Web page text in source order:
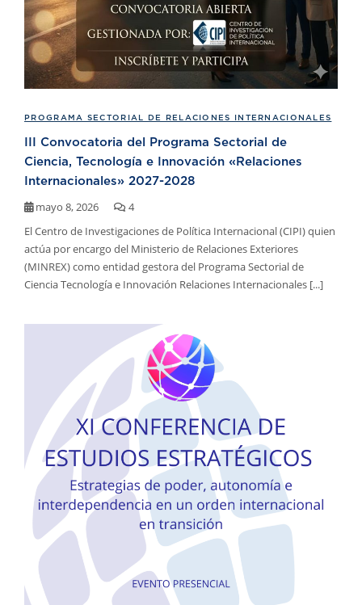
PROGRAMA SECTORIAL DE RELACIONES INTERNACIONALES
III Convocatoria del Programa Sectorial de
Ciencia, Tecnología e Innovación «Relaciones
Internacionales» 2027-2028
mayo 8, 2026
4
El Centro de Investigaciones de Política Internacional (CIPI) quien
actúa por encargo del Ministerio de Relaciones Exteriores
(MINREX) como entidad gestora del Programa Sectorial de
Ciencia Tecnología e Innovación Relaciones Internacionales [...]